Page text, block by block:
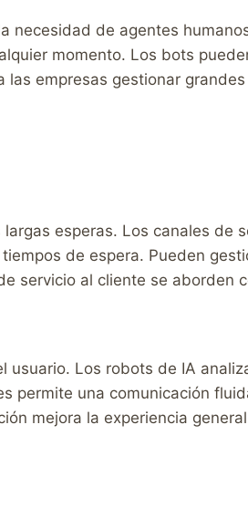
necesidad de agentes
momento. Los bots
empresas gestionar
largas esperas. Los canales de
de espera. Pueden
servicio al cliente se aborden
usuario. Los robots de IA
permite una comunicación
mejora la experiencia